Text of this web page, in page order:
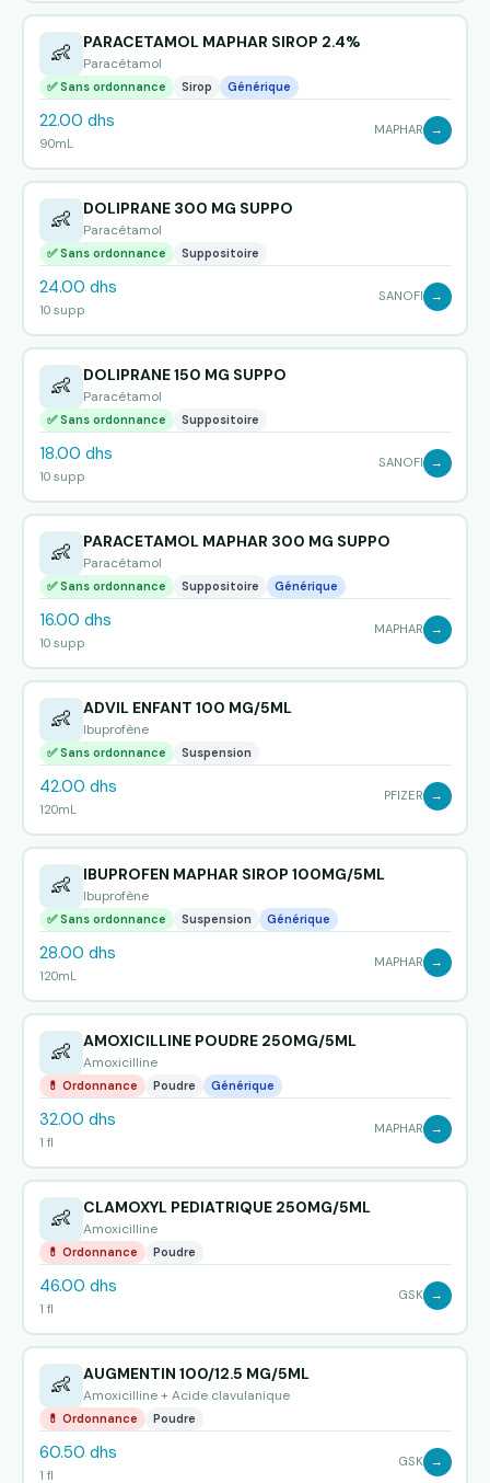
👶 PARACETAMOL MAPHAR SIROP 2.4%
Paracétamol
✅ Sans ordonnance Sirop Générique
22.00 dhs
90mL
MAPHAR →
👶 DOLIPRANE 300 MG SUPPO
Paracétamol
✅ Sans ordonnance Suppositoire
24.00 dhs
10 supp
SANOFI →
👶 DOLIPRANE 150 MG SUPPO
Paracétamol
✅ Sans ordonnance Suppositoire
18.00 dhs
10 supp
SANOFI →
👶 PARACETAMOL MAPHAR 300 MG SUPPO
Paracétamol
✅ Sans ordonnance Suppositoire Générique
16.00 dhs
10 supp
MAPHAR →
👶 ADVIL ENFANT 100 MG/5ML
Ibuprofène
✅ Sans ordonnance Suspension
42.00 dhs
120mL
PFIZER →
👶 IBUPROFEN MAPHAR SIROP 100MG/5ML
Ibuprofène
✅ Sans ordonnance Suspension Générique
28.00 dhs
120mL
MAPHAR →
👶 AMOXICILLINE POUDRE 250MG/5ML
Amoxicilline
💊 Ordonnance Poudre Générique
32.00 dhs
1 fl
MAPHAR →
👶 CLAMOXYL PEDIATRIQUE 250MG/5ML
Amoxicilline
💊 Ordonnance Poudre
46.00 dhs
1 fl
GSK →
👶 AUGMENTIN 100/12.5 MG/5ML
Amoxicilline + Acide clavulanique
💊 Ordonnance Poudre
60.50 dhs
1 fl
GSK →